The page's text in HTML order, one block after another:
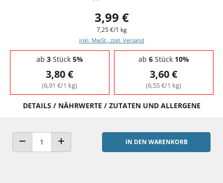
3,99 €
7,25 €/1 kg
inkl. MwSt., zzgl. Versand
Staffelpreise - Mengenrabatt
ab 3Stück 5%
3,80 €
(6,91 €/1 kg)
ab 6Stück 10%
3,60 €
(6,55 €/1 kg)
DETAILS / NÄHRWERTE / ZUTATEN UND ALLERGENE
ANZAHL VERRINGERNANZAHL ERHÖHEN
IN DEN WARENKORB